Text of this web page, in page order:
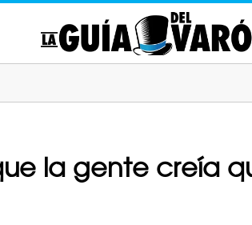
la gente creía